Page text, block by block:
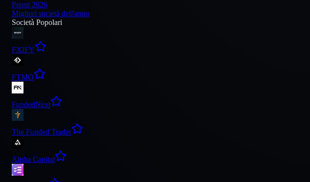
Premi 2026
Migliori società dell'anno
Società Popolari
FXIFY
FTMO
FundedNext
The Funded Trader
Alpha Capital